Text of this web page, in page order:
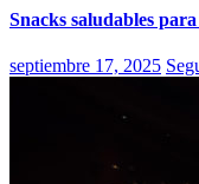
Snacks saludables
septiembre 17, 2025